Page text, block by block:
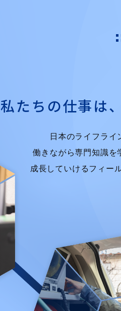
私たちの仕事は、
日本のライフライ
働きながら専門知識を
成長していけるフィー